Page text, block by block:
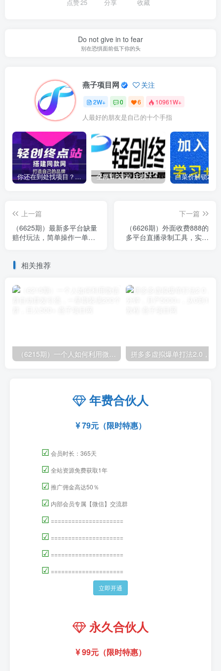
点赞25 分享 收藏
Do not give in to fear
别在恐惧面前低下你的头
燕子项目网 关注
2W+ 0 6 10961W+
人最好的朋友是自己的十个手指
你还在到处找项目？还在当韭菜？我靠卖项目一个月收入5万+，曾经我也是个失败者。 全网VIP课程 无损下载~
上一篇
（6625期）最新多平台缺量
赔付玩法，简单操作一单利
下一篇
（6626期）外面收费888的
多平台直播录制工具，实时
相关推荐
年费合伙人
79元（限时特惠）
☑ 会员时长：365天
☑ 全站资源免费获取1年
☑ 推广佣金高达50％
☑ 内部会员专属【微信】交流群
☑ =====================
☑ =====================
☑ =====================
☑ =====================
立即开通
永久合伙人
99元（限时特惠）